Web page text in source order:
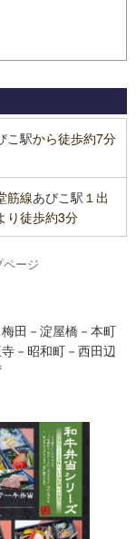
こ駅から徒歩約7分
筋線あびこ駅 １出
り徒歩約3分
ページ
梅田 － 淀屋橋 － 本町
－ 昭和町 － 西田辺